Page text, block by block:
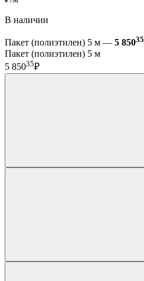
В наличии
Пакет (полиэтилен) 5 м — 5 85035
Пакет (полиэтилен) 5 м
5 85035₽